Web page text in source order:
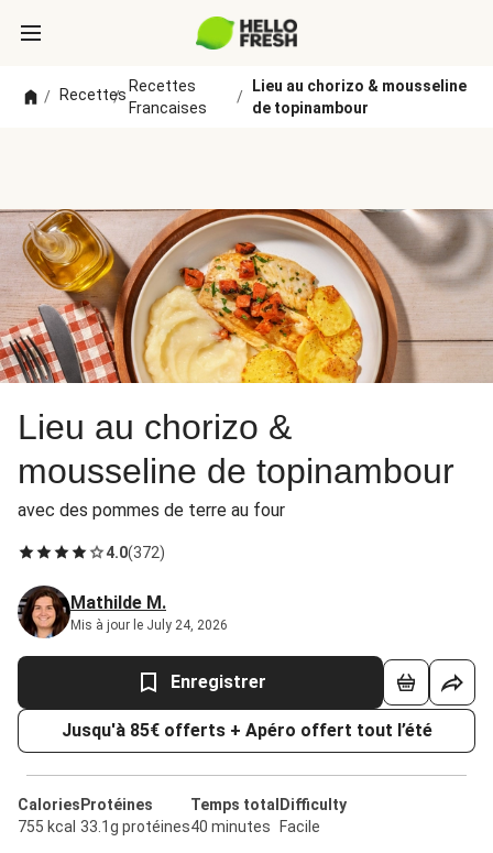
/ Recettes
/
Recettes
Francaises
/
Lieu au chorizo & mousseline
de topinambour
Lieu au chorizo &
mousseline de topinambour
avec des pommes de terre au four
4.0(372)
Mathilde M.
Mis à jour le July 24, 2026
Enregistrer
Jusqu'à 85€ offerts + Apéro offert tout l’été
Calories
755 kcal
Protéines
33.1g protéines
Temps total
40 minutes
Difficulty
Facile